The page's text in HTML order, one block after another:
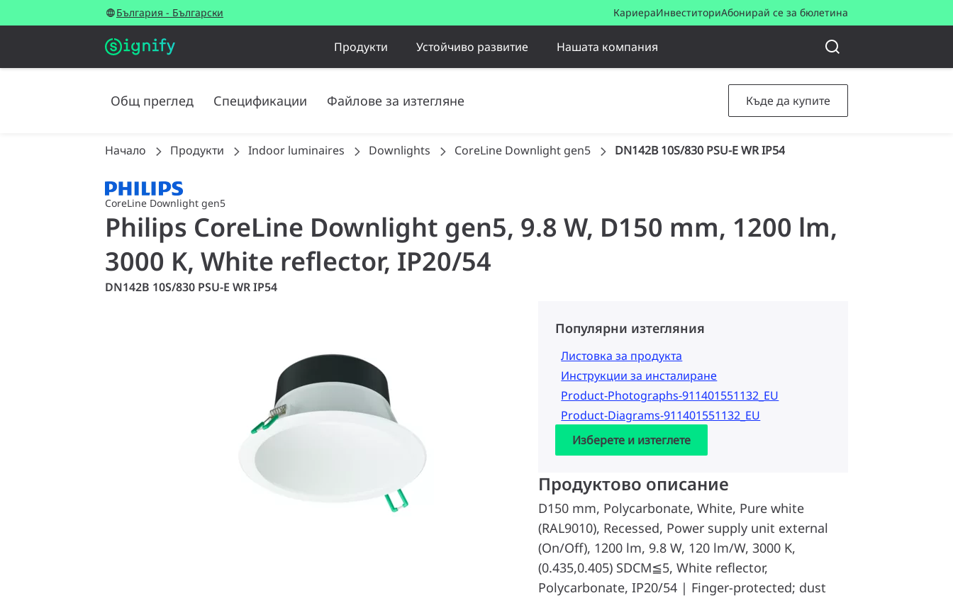
България - Български КариераИнвеститориАбонирай се за бюлетина
Продукти Устойчиво развитие Нашата компания
Общ преглед Спецификации Файлове за изтегляне Къде да купите
Начало Продукти Indoor luminaires Downlights CoreLine Downlight gen5 DN142B 10S/830 PSU-E WR IP54
CoreLine Downlight gen5
Philips CoreLine Downlight gen5, 9.8 W, D150 mm, 1200 lm,
3000 K, White reflector, IP20/54
DN142B 10S/830 PSU-E WR IP54
Популярни изтегляния
Листовка за продукта
Инструкции за инсталиране
Product-Photographs-911401551132_EU
Product-Diagrams-911401551132_EU
Изберете и изтеглете
Продуктово описание
D150 mm, Polycarbonate, White, Pure white
(RAL9010), Recessed, Power supply unit external
(On/Off), 1200 lm, 9.8 W, 120 lm/W, 3000 K,
(0.435,0.405) SDCM≦5, White reflector,
Polycarbonate, IP20/54 | Finger-protected; dust